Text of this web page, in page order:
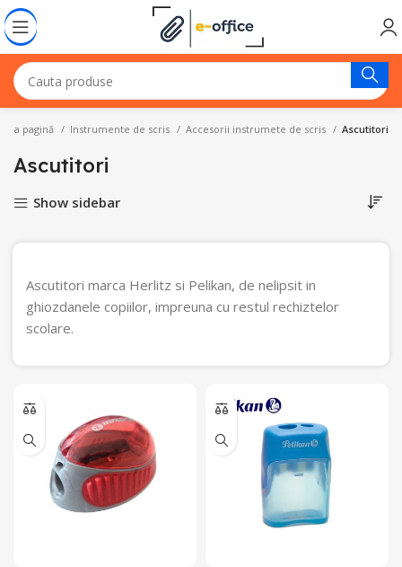
pagină Instrumente de scris Accesorii instrumete de scris Ascutitori
Ascutitori
Show sidebar
Ascutitori marca Herlitz si Pelikan, de nelipsit in
ghiozdanele copiilor, impreuna cu restul rechiztelor
scolare.